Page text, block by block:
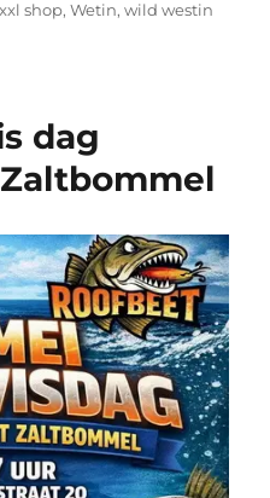
shop,Wetin,wild westin
dag